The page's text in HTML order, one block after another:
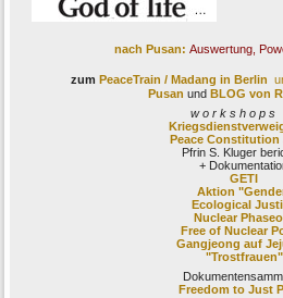
nach Pusan: Auswertung,
zum PeaceTrain / Madang in Berlin
Pusan und BLOG von
w o r k s h o p s
Peace Constitution
Pfrin S. Kluger
+
GETI
Aktion
Ecological
Nuclear
Free of Nuclear
Gangjeong auf
"Trostfrauen"
Freedom to Just